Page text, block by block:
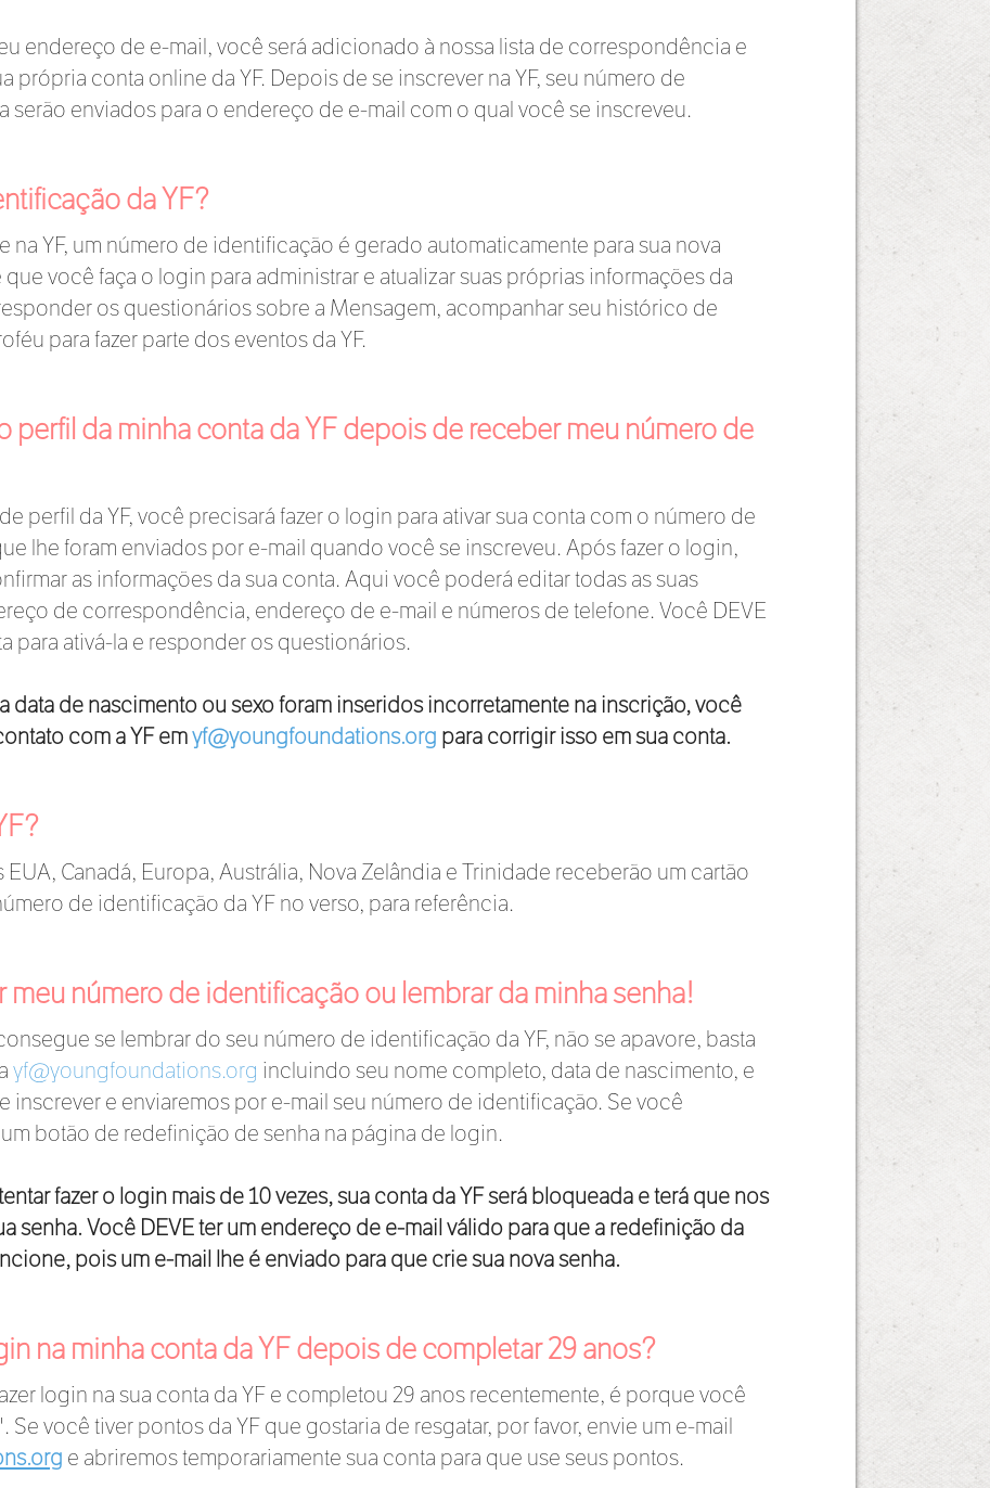
endereço de e-mail, você será adicionado à nossa lista de correspondência e
própria conta online da YF. Depois de se inscrever na YF, seu número de
serão enviados para o endereço de e-mail com o qual você se inscreveu.
da YF?
na YF, um número de identificação é gerado automaticamente para sua nova
que você faça o login para administrar e atualizar suas próprias informações da
os questionários sobre a Mensagem, acompanhar seu histórico de
para fazer parte dos eventos da YF.
perfil da minha conta da YF depois de receber meu número de
perfil da YF, você precisará fazer o login para ativar sua conta com o número de
lhe foram enviados por e-mail quando você se inscreveu. Após fazer o login,
as informações da sua conta. Aqui você poderá editar todas as suas
de correspondência, endereço de e-mail e números de telefone. Você DEVE
para ativá-la e responder os questionários.
data de nascimento ou sexo foram inseridos incorretamente na inscrição, você
com a YF emyf@youngfoundations.org para corrigir isso em sua conta.
Canadá, Europa, Austrália, Nova Zelândia e Trinidade receberão um cartão
de identificação da YF no verso, para referência.
número de identificação ou lembrar da minha senha!
se lembrar do seu número de identificação da YF, não se apavore, basta
yf@youngfoundations.org incluindo seu nome completo, data de nascimento, e
inscrever e enviaremos por e-mail seu número de identificação. Se você
botão de redefinição de senha na página de login.
fazer o login mais de 10 vezes, sua conta da YF será bloqueada e terá que nos
senha. Você DEVE ter um endereço de e-mail válido para que a redefinição da
pois um e-mail lhe é enviado para que crie sua nova senha.
na minha conta da YF depois de completar 29 anos?
login na sua conta da YF e completou 29 anos recentemente, é porque você
Se você tiver pontos da YF que gostaria de resgatar, por favor, envie um e-mail
e abriremos temporariamente sua conta para que use seus pontos.